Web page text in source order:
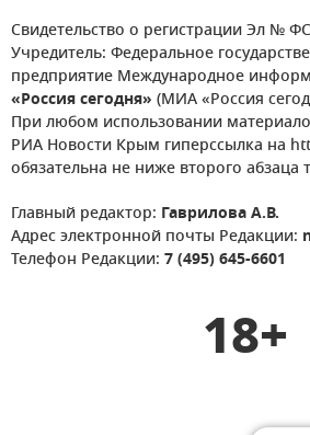
Свидетельство о регистрации Эл №
Учредитель: Федеральное
предприятие Международное
«Россия сегодня» (МИА «Россия
При любом использовании
РИА Новости Крым гиперссылка на
обязательна не ниже второго абзаца
Главный редактор: Гаврилова А.В.
Адрес электронной почты Редакции:
Телефон Редакции: 7 (495) 645-6601
18+